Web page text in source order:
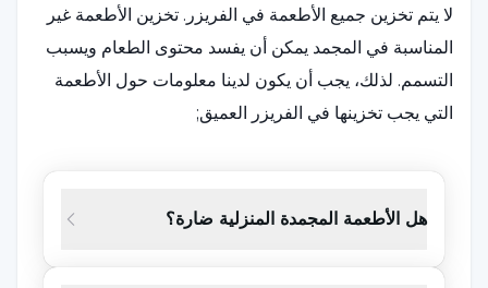
لا يتم تخزين جميع الأطعمة في الفريزر. تخزين الأطعمة غير
المناسبة في المجمد يمكن أن يفسد محتوى الطعام ويسبب
التسمم. لذلك، يجب أن يكون لدينا معلومات حول الأطعمة
التي يجب تخزينها في الفريزر العميق;
الأفوكادو:
الفريزر. تقول بعض الآراء أنه يمكن تجميدها دون تقطيعها إلى
وفقًا لخبراء الطعام، فإن الأفوكادو على قائمة الأطعمة التي
هل الأطعمة المجمدة المنزلية ضارة؟